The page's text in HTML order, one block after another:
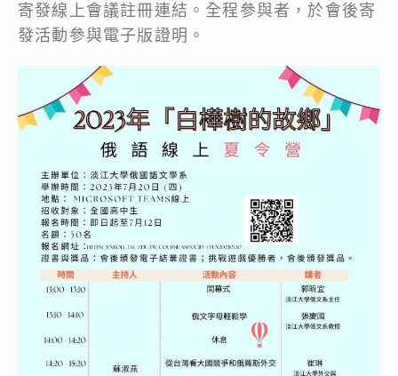
寄發線上會議註冊連結。全程參與者，於會後寄
發活動參與電子版證明。